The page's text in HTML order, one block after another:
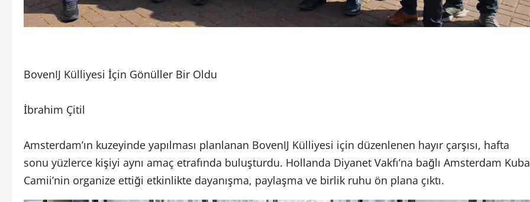
BovenIJ Külliyesi İçin Gönüller Bir Oldu
İbrahim Çitil
Amsterdam’ın kuzeyinde yapılması planlanan BovenIJ Külliyesi için düzenlenen hayır çarşısı, hafta
sonu yüzlerce kişiyi aynı amaç etrafında buluşturdu. Hollanda Diyanet Vakfı’na bağlı Amsterdam Kuba
Camii’nin organize ettiği etkinlikte dayanışma, paylaşma ve birlik ruhu ön plana çıktı.